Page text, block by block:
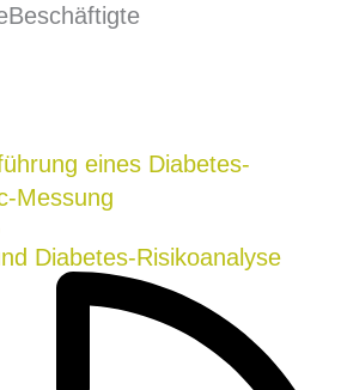
Beschäftigte
Diabetes-Risikoanalyse